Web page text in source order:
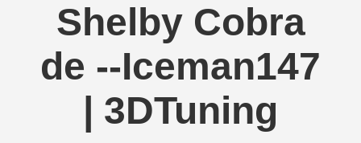
Shelby Cobra
de --Iceman147
| 3DTuning